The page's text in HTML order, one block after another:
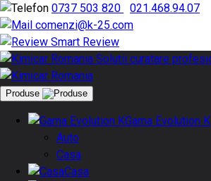
0737 503 820
021.468.94.07
comenzi@k-25.com
Smart Review
Produse
Gama Evolution K
Auto
Casa
Casa